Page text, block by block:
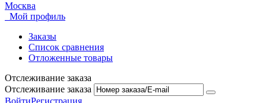
Москва
Мой профиль
Заказы
Список сравнения
Отложенные товары
Отслеживание заказа
Отслеживание заказа
ВойтиРегистрация